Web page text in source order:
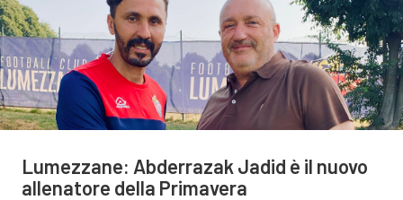
Lumezzane: Abderrazak Jadid è il nuovo
allenatore della Primavera